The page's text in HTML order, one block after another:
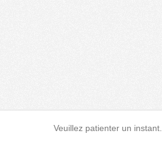
Veuillez patienter un